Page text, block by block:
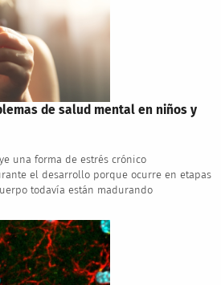
de salud mental en niños y
una forma de estrés crónico
el desarrollo porque ocurre en etapas
todavía están madurando